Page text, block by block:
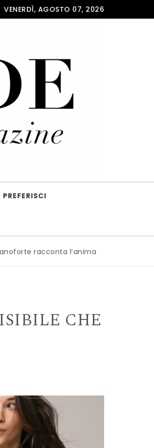
VENERDÌ, AGOSTO 07, 2026
l’anima dell’Italia
CHE